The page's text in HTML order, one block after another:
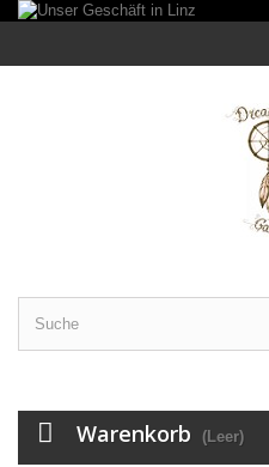
Warenkorb (Leer)